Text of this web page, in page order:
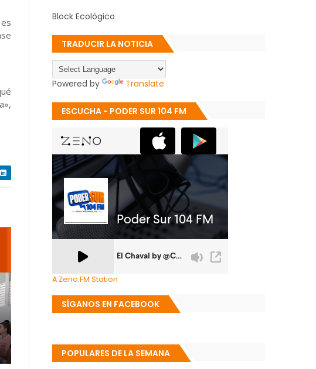
Block Ecológico
TRADUCIR LA NOTICIA
Powered by Translate
ESCUCHA - PODER SUR 104 FM
A Zeno.FM Station
SÍGANOS EN FACEBOOK
POPULARES DE LA SEMANA